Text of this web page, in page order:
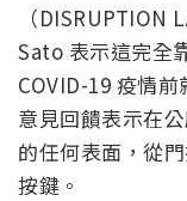
（DISRUPTION
Sato 表示這完全
COVID-19 疫情
意見回饋表示在
的任何表面，從
按鍵。